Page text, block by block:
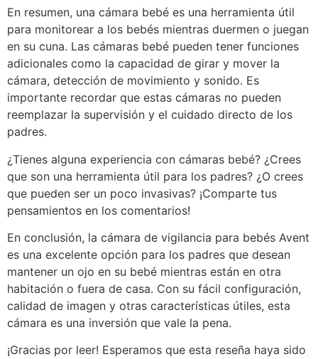
En resumen, una cámara bebé es una herramienta útil
para monitorear a los bebés mientras duermen o juegan
en su cuna. Las cámaras bebé pueden tener funciones
adicionales como la capacidad de girar y mover la
cámara, detección de movimiento y sonido. Es
importante recordar que estas cámaras no pueden
reemplazar la supervisión y el cuidado directo de los
padres.
¿Tienes alguna experiencia con cámaras bebé? ¿Crees
que son una herramienta útil para los padres? ¿O crees
que pueden ser un poco invasivas? ¡Comparte tus
pensamientos en los comentarios!
En conclusión, la cámara de vigilancia para bebés Avent
es una excelente opción para los padres que desean
mantener un ojo en su bebé mientras están en otra
habitación o fuera de casa. Con su fácil configuración,
calidad de imagen y otras características útiles, esta
cámara es una inversión que vale la pena.
¡Gracias por leer! Esperamos que esta reseña haya sido